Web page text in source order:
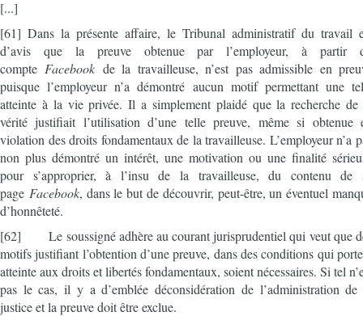
[...]
[61] Dans la présente affaire, le Tribunal administratif du travail
d’avis que la preuve obtenue par l’employeur, à partir
compte Facebook de la travailleuse, n’est pas admissible en
puisque l’employeur n’a démontré aucun motif permettant une
atteinte à la vie privée. Il a simplement plaidé que la recherche de
vérité justifiait l’utilisation d’une telle preuve, même si obtenue
violation des droits fondamentaux de la travailleuse. L’employeur n’a
non plus démontré un intérêt, une motivation ou une finalité
pour s’approprier, à l’insu de la travailleuse, du contenu de
page Facebook, dans le but de découvrir, peut-être, un éventuel
d’honnêteté.
[62] Le soussigné adhère au courant jurisprudentiel qui veut que
motifs justifiant l’obtention d’une preuve, dans des conditions qui
atteinte aux droits et libertés fondamentaux, soient nécessaires. Si tel
pas le cas, il y a d’emblée déconsidération de l’administration de
justice et la preuve doit être exclue.